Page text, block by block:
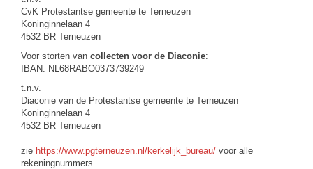
CvK Protestantse gemeente te Terneuzen
Koninginnelaan 4
4532 BR Terneuzen
Voor storten van collecten voor de Diaconie:
IBAN: NL68RABO0373739249
t.n.v.
Diaconie van de Protestantse gemeente te Terneuzen
Koninginnelaan 4
4532 BR Terneuzen
zie https://www.pgterneuzen.nl/kerkelijk_bureau/ voor alle
rekeningnummers